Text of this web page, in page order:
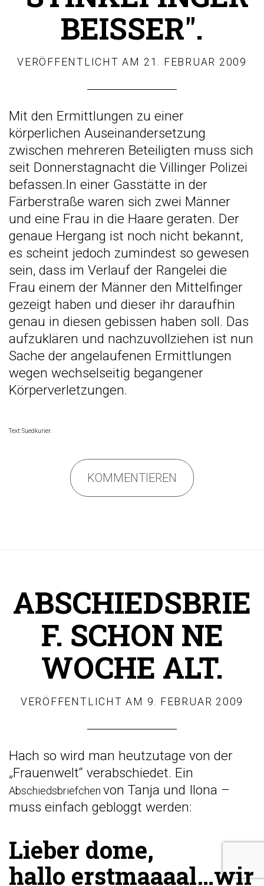
BEISSER".
VERÖFFENTLICHT AM 21. FEBRUAR 2009
Mit den Ermittlungen zu einer
körperlichen Auseinandersetzung
zwischen mehreren Beteiligten muss sich
seit Donnerstagnacht die Villinger Polizei
befassen.In einer Gasstätte in der
Färberstraße waren sich zwei Männer
und eine Frau in die Haare geraten. Der
genaue Hergang ist noch nicht bekannt,
es scheint jedoch zumindest so gewesen
sein, dass im Verlauf der Rangelei die
Frau einem der Männer den Mittelfinger
gezeigt haben und dieser ihr daraufhin
genau in diesen gebissen haben soll. Das
aufzuklären und nachzuvollziehen ist nun
Sache der angelaufenen Ermittlungen
wegen wechselseitig begangener
Körperverletzungen.
Text: Suedkurier.
KOMMENTIEREN
ABSCHIEDSBRIE
F. SCHON NE
WOCHE ALT.
VERÖFFENTLICHT AM 9. FEBRUAR 2009
Hach so wird man heutzutage von der
„Frauenwelt“ verabschiedet. Ein
Abschiedsbriefchen von Tanja und Ilona –
muss einfach gebloggt werden:
Lieber dome,
hallo erstmaaaal…wir